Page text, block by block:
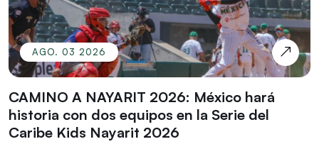
AGO. 03 2026
CAMINO A NAYARIT 2026: México hará
historia con dos equipos en la Serie del
Caribe Kids Nayarit 2026